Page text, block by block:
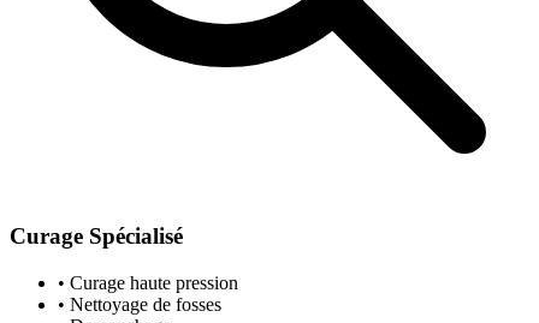
Curage Spécialisé
• Curage haute pression
• Nettoyage de fosses